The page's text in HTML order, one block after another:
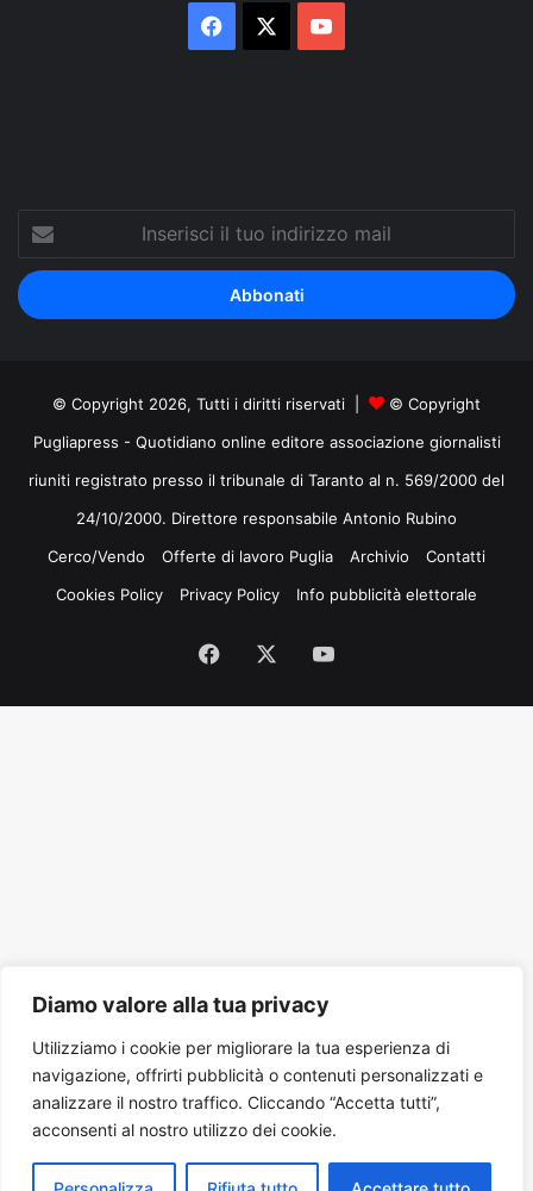
Diamo valore alla tua privacy
Utilizziamo i cookie per migliorare la tua esperienza di
navigazione, offrirti pubblicità o contenuti personalizzati e
analizzare il nostro traffico. Cliccando “Accetta tutti”,
acconsenti al nostro utilizzo dei cookie.
Facebook
Inserisci
tuo
indirizzo
mail
© Copyright 2026, Tutti i diritti riservati |
© Copyright
Pugliapress - Quotidiano online editore associazione giornalisti
riuniti registrato presso il tribunale di Taranto al n. 569/2000 del
24/10/2000. Direttore responsabile Antonio Rubino
Cerco/Vendo
Offerte di lavoro Puglia Archivio
Contatti
Cookies Policy
Privacy Policy Info pubblicità elettorale
Facebook
Tube